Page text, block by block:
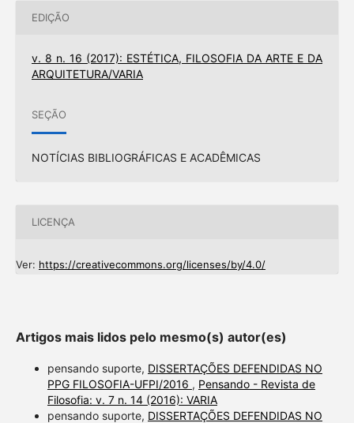
EDIÇÃO
v. 8 n. 16 (2017): ESTÉTICA, FILOSOFIA DA ARTE E DA
ARQUITETURA/VARIA
SEÇÃO
NOTÍCIAS BIBLIOGRÁFICAS E ACADÊMICAS
LICENÇA
Ver: https://creativecommons.org/licenses/by/4.0/
Artigos mais lidos pelo mesmo(s) autor(es)
pensando suporte, DISSERTAÇÕES DEFENDIDAS NO
PPG FILOSOFIA-UFPI/2016 , Pensando - Revista de
Filosofia: v. 7 n. 14 (2016): VARIA
pensando suporte, DISSERTAÇÕES DEFENDIDAS NO